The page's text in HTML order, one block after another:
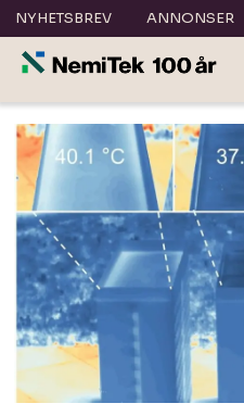
NYHETSBREV ANNONSER